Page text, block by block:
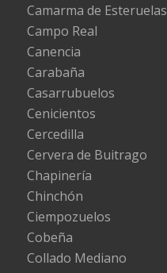
Camarma de Esteruelas
Campo Real
Canencia
Carabaña
Casarrubuelos
Cenicientos
Cercedilla
Cervera de Buitrago
Chapinería
Chinchón
Ciempozuelos
Cobeña
Collado Mediano